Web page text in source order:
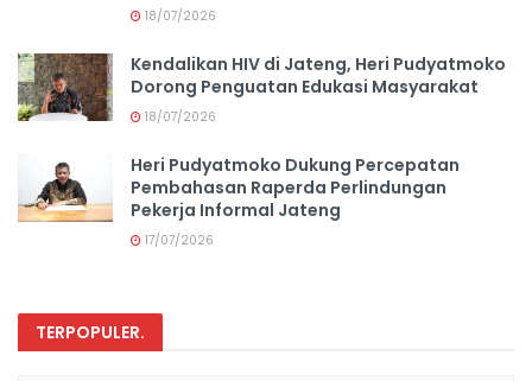
18/07/2026
Kendalikan HIV di Jateng, Heri Pudyatmoko
Dorong Penguatan Edukasi Masyarakat
18/07/2026
Heri Pudyatmoko Dukung Percepatan
Pembahasan Raperda Perlindungan
Pekerja Informal Jateng
17/07/2026
TERPOPULER.